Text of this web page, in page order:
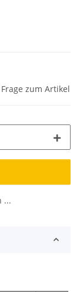
Frage zum Artikel
...